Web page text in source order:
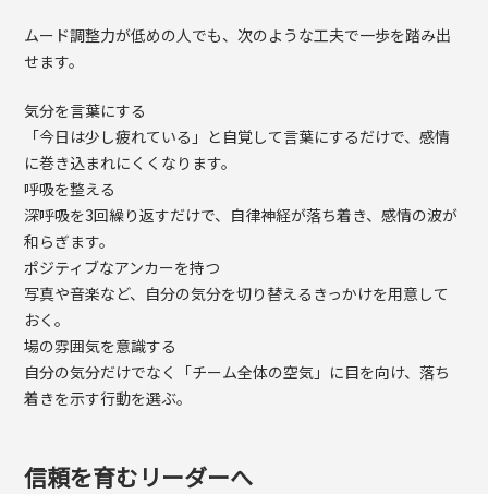
ムード調整力が低めの人でも、次のような工夫で一歩を踏み出
せます。
気分を言葉にする
「今日は少し疲れている」と自覚して言葉にするだけで、感情
に巻き込まれにくくなります。
呼吸を整える
深呼吸を3回繰り返すだけで、自律神経が落ち着き、感情の波が
和らぎます。
ポジティブなアンカーを持つ
写真や音楽など、自分の気分を切り替えるきっかけを用意して
おく。
場の雰囲気を意識する
自分の気分だけでなく「チーム全体の空気」に目を向け、落ち
着きを示す行動を選ぶ。
信頼を育むリーダーへ